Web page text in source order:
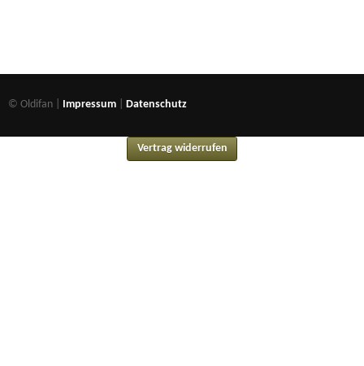
© Oldifan | Impressum Datenschutz
Vertrag widerrufen